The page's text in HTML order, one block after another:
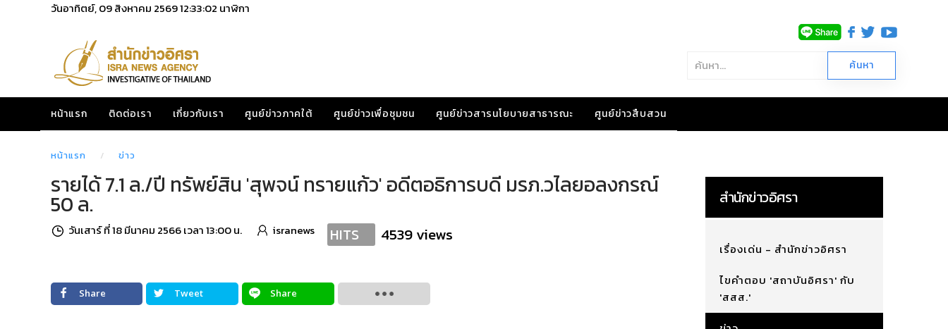
วันอาทิตย์, 09 สิงหาคม 256912:33:03 นาฬิกา
หน้าแรก ติดต่อเรา เกี่ยวกับเรา ศูนย์ข่าวภาคใต้ ศูนย์ข่าวเพื่อชุมชน ศูนย์ข่าวสารนโยบายสาธารณะ ศูนย์ข่าวสืบสวน
หน้าแรก ข่าว
รายได้ 7.1 ล./ปี ทรัพย์สิน 'สุพจน์ ทรายแก้ว' อดีตอธิการบดี มรภ.วไลยอลงกรณ์
50 ล.
วันเสาร์ ที่ 18 มีนาคม 2566 เวลา 13:00 น. isranews HITS 4539 views
Share Tweet Share
สำนักข่าวอิศรา
เรื่องเด่น - สำนักข่าวอิศรา
ไขคำตอบ 'สถาบันอิศรา' กับ
'สสส.'